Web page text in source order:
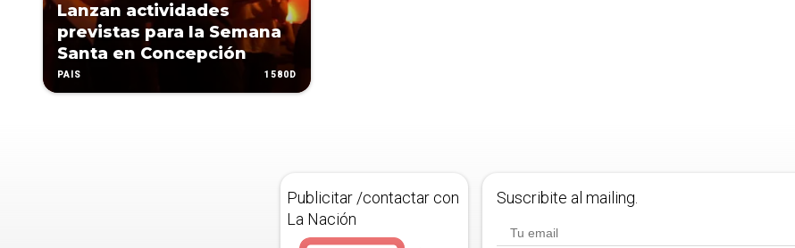
Lanzan actividades
previstas para la Semana
Santa en Concepción
PAÍS 1580D
Publicitar /contactar con
La Nación
Suscribite al mailing.